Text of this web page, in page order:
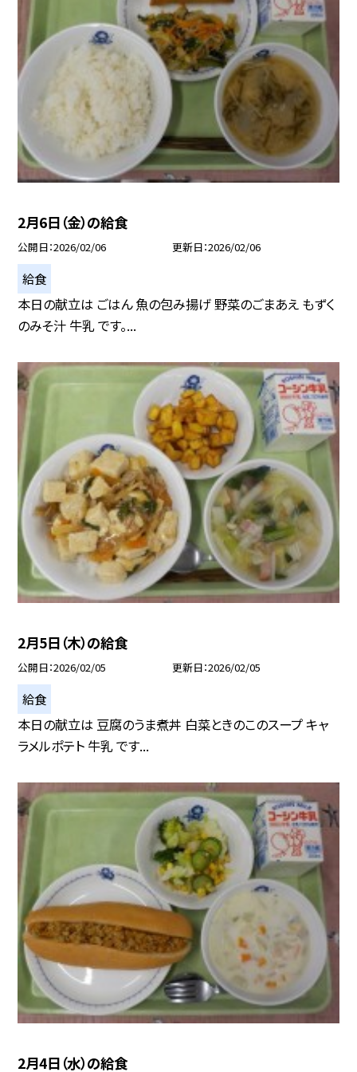
2月6日（金）の給食
公開日 2026/02/06 更新日 2026/02/06
給食
本日の献立は ごはん 魚の包み揚げ 野菜のごまあえ もずく
のみそ汁 牛乳 です。...
2月5日（木）の給食
公開日 2026/02/05 更新日 2026/02/05
給食
本日の献立は 豆腐のうま煮丼 白菜ときのこのスープ キャ
ラメルポテト 牛乳 です...
2月4日（水）の給食